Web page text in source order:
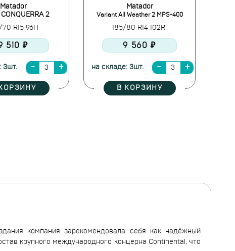
Matador
2
R15 96H
510 ₽
3шт.
Matador
Variant All Weather 2 MPS-400
185/80 R14 102R
9 560 ₽
на складе: 3шт.
В КОРЗИНУ
компания зарекомендовала себя как надёжный
крупного международного концерна Continental, что